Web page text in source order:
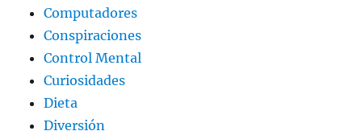
Computadores
Conspiraciones
Control Mental
Curiosidades
Dieta
Diversión